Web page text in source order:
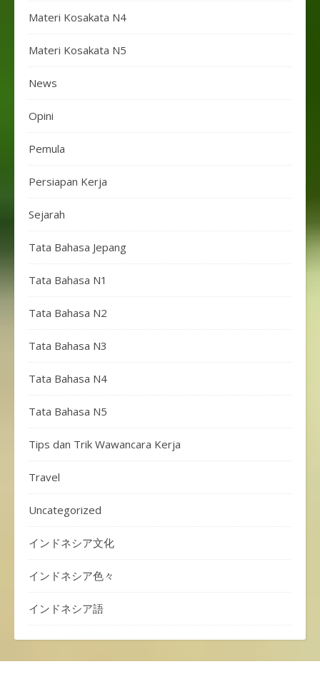
Materi Kosakata N4
Materi Kosakata N5
News
Opini
Pemula
Persiapan Kerja
Sejarah
Tata Bahasa Jepang
Tata Bahasa N1
Tata Bahasa N2
Tata Bahasa N3
Tata Bahasa N4
Tata Bahasa N5
Tips dan Trik Wawancara Kerja
Travel
Uncategorized
インドネシア文化
インドネシア色々
インドネシア語